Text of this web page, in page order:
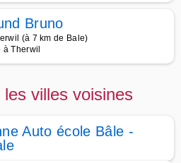
Bruno
(à 7 km de Bale)
Therwil
villes voisines
Auto école Bâle -